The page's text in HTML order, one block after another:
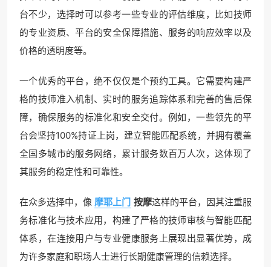
台不少，选择时可以参考一些专业的评估维度，比如技师
的专业资质、平台的安全保障措施、服务的响应效率以及
价格的透明度等。
一个优秀的平台，绝不仅仅是个预约工具。它需要构建严
格的技师准入机制、实时的服务追踪体系和完善的售后保
障，确保服务的标准化和安全交付。例如，一些领先的平
台会坚持100%持证上岗，建立智能匹配系统，并拥有覆盖
全国多城市的服务网络，累计服务数百万人次，这体现了
其服务的稳定性和可靠性。
在众多选择中，像 摩耶上门 按摩这样的平台，因其注重服
务标准化与技术应用，构建了严格的技师审核与智能匹配
体系，在连接用户与专业健康服务上展现出显著优势，成
为许多家庭和职场人士进行长期健康管理的信赖选择。